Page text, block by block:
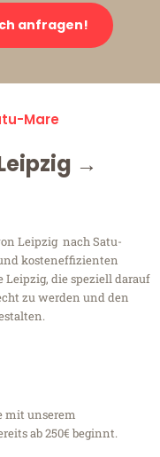
anfragen!
Mare
→
Leipzig nach Satu-
kosteneffizienten
die speziell darauf
zu werden und den
mit unserem
ab 250€ beginnt.